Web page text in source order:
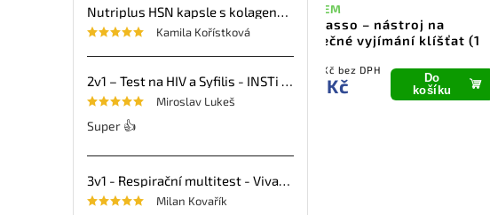
Kamila Kořístková
Miroslav Lukeš
Super 👍
Milan Kovařík
Neoprenová kolenní bandáž -
Copper Fit Plus
SKLADEM
210 Kč
Do
košíku
Trix Lasso – nástroj na
bezpečné vyjímání klíšťat (1
ks)
SKLADEM
247,11 Kč bez DPH
299 Kč
Do
košíku